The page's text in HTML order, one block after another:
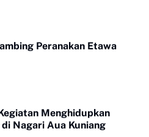
Peranakan Etawa
Menghidupkan
Nagari Aua Kuniang